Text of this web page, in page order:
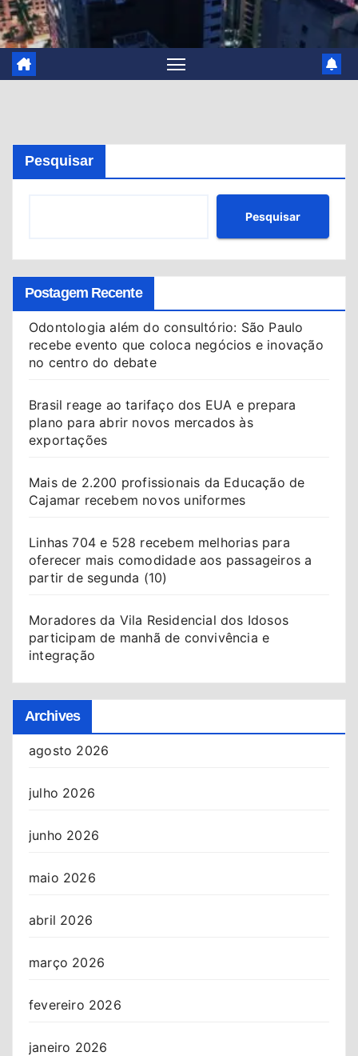
Pesquisar
Pesquisar
Postagem Recente
Odontologia além do consultório: São Paulo
recebe evento que coloca negócios e inovação
no centro do debate
Brasil reage ao tarifaço dos EUA e prepara
plano para abrir novos mercados às
exportações
Mais de 2.200 profissionais da Educação de
Cajamar recebem novos uniformes
Linhas 704 e 528 recebem melhorias para
oferecer mais comodidade aos passageiros a
partir de segunda (10)
Moradores da Vila Residencial dos Idosos
participam de manhã de convivência e
integração
Archives
agosto 2026
julho 2026
junho 2026
maio 2026
abril 2026
março 2026
fevereiro 2026
janeiro 2026